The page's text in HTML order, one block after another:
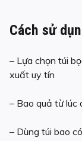
Cách sử
– Lựa chọn túi
xuất uy tín
– Bao quả từ lúc
– Dùng túi bao